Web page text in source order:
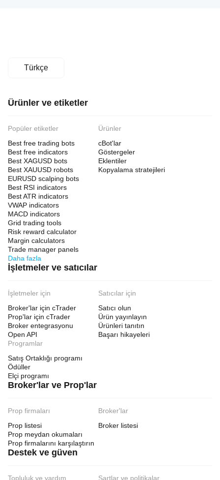
Türkçe
Ürünler ve etiketler
Popüler etiketler
Best free trading bots
Best free indicators
Best XAGUSD bots
Best XAUUSD robots
EURUSD scalping bots
Best RSI indicators
Best ATR indicators
VWAP indicators
MACD indicators
Grid trading tools
Risk reward calculator
Margin calculators
Trade manager panels
Daha fazla
Ürünler
cBot'lar
Göstergeler
Eklentiler
Kopyalama stratejileri
İşletmeler ve satıcılar
İşletmeler için
Broker'lar için cTrader
Prop'lar için cTrader
Broker entegrasyonu
Open API
Satıcılar için
Satıcı olun
Ürün yayınlayın
Ürünleri tanıtın
Başarı hikayeleri
Programlar
Satış Ortaklığı programı
Ödüller
Elçi programı
Broker'lar ve Prop'lar
Prop firmaları
Prop listesi
Prop meydan okumaları
Prop firmalarını karşılaştırın
Broker'lar
Broker listesi
Destek ve güven
Topluluk ve yardım
Şartlar ve politikalar